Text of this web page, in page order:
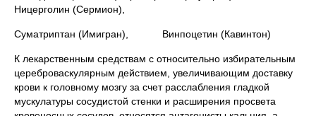
Ницерголин (Сермион),
Суматриптан (Имигран), Винпоцетин (Кавинтон)
К лекарственным средствам с относительно избирательным
цереброваскулярным действием, увеличивающим доставку
крови к головному мозгу за счет расслабления гладкой
мускулатуры сосудистой стенки и расширения просвета